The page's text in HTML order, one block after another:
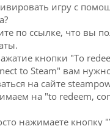
игру с
по ссылке, что вы
кнопки "To
to Steam" вам
на сайте
на "to redeem,
нажимаете кнопку